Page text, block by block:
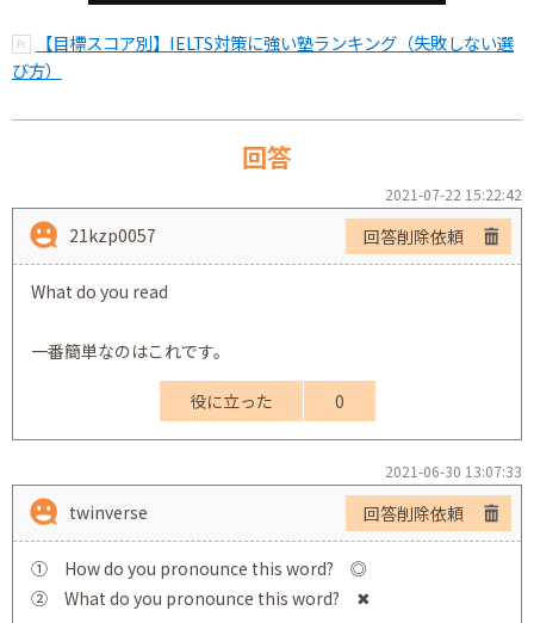
【目標スコア別】IELTS対策に強い塾ランキング（失敗しない選
び方）
回答
2021-07-22 15:22:42
21kzp0057 回答削除依頼
What do you read
一番簡単なのはこれです。
役に立った 0
2021-06-30 13:07:33
twinverse 回答削除依頼
① How do you pronounce this word? ◎
② What do you pronounce this word? ✖